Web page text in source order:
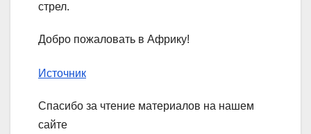
стрел.
Добро пожаловать в Африку!
Источник
Спасибо за чтение материалов на нашем
сайте